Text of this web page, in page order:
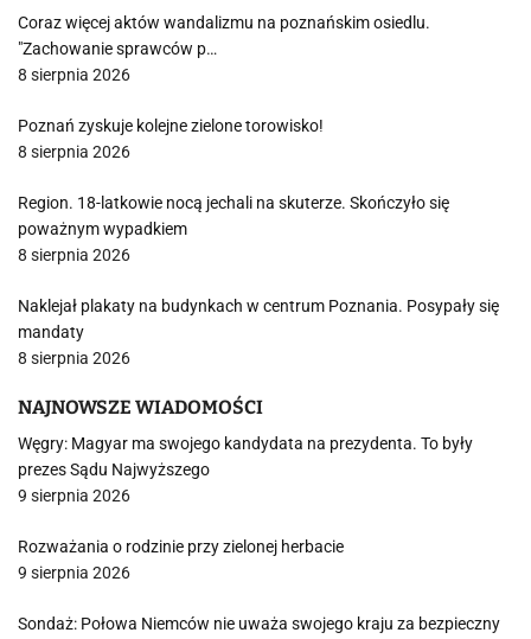
Coraz więcej aktów wandalizmu na poznańskim osiedlu.
"Zachowanie sprawców p…
8 sierpnia 2026
Poznań zyskuje kolejne zielone torowisko!
8 sierpnia 2026
Region. 18-latkowie nocą jechali na skuterze. Skończyło się
poważnym wypadkiem
8 sierpnia 2026
Naklejał plakaty na budynkach w centrum Poznania. Posypały się
mandaty
8 sierpnia 2026
NAJNOWSZE WIADOMOŚCI
Węgry: Magyar ma swojego kandydata na prezydenta. To były
prezes Sądu Najwyższego
9 sierpnia 2026
Rozważania o rodzinie przy zielonej herbacie
9 sierpnia 2026
Sondaż: Połowa Niemców nie uważa swojego kraju za bezpieczny